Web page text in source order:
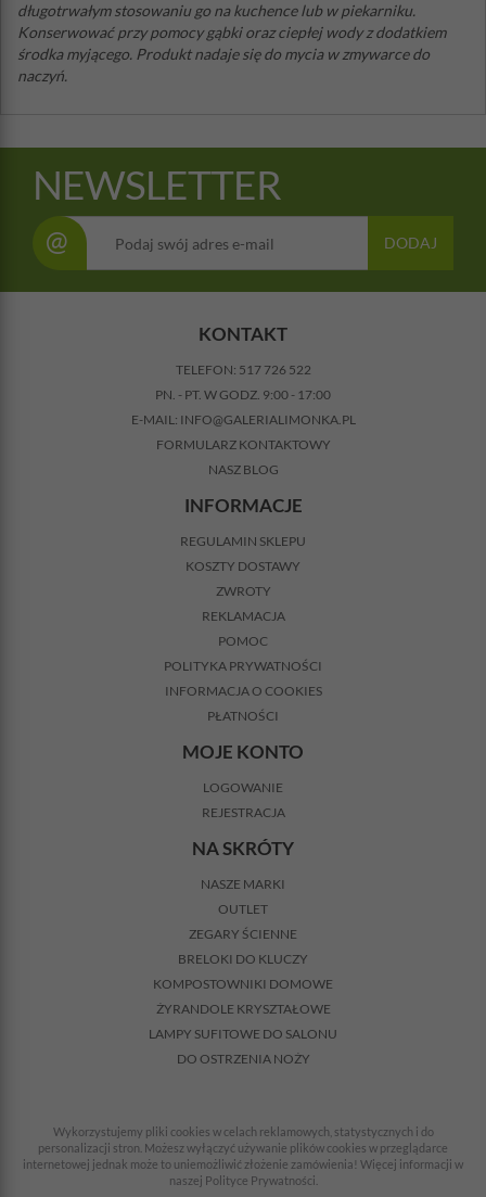
długotrwałym stosowaniu go na kuchence lub w piekarniku.
Konserwować przy pomocy gąbki oraz ciepłej wody z dodatkiem
środka myjącego. Produkt nadaje się do mycia w zmywarce do
naczyń.
NEWSLETTER
@ DODAJ
KONTAKT
TELEFON: 517 726 522
PN. - PT. W GODZ. 9:00 - 17:00
E-MAIL: INFO@GALERIALIMONKA.PL
FORMULARZ KONTAKTOWY
NASZ BLOG
INFORMACJE
REGULAMIN SKLEPU
KOSZTY DOSTAWY
ZWROTY
REKLAMACJA
POMOC
POLITYKA PRYWATNOŚCI
INFORMACJA O COOKIES
PŁATNOŚCI
MOJE KONTO
LOGOWANIE
REJESTRACJA
NA SKRÓTY
NASZE MARKI
OUTLET
ZEGARY ŚCIENNE
BRELOKI DO KLUCZY
KOMPOSTOWNIKI DOMOWE
ŻYRANDOLE KRYSZTAŁOWE
LAMPY SUFITOWE DO SALONU
DO OSTRZENIA NOŻY
Wykorzystujemy pliki cookies w celach reklamowych, statystycznych i do
personalizacji stron. Możesz wyłączyć używanie plików cookies w przeglądarce
internetowej jednak może to uniemożliwić złożenie zamówienia! Więcej informacji w
naszej Polityce Prywatności.